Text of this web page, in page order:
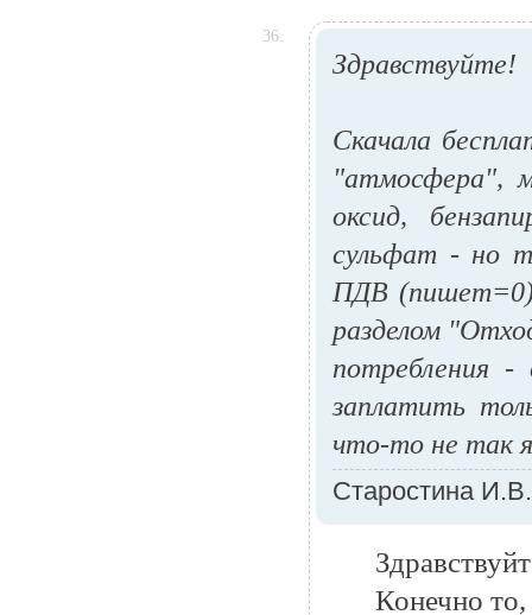
36.
Здравствуйте!
Скачала
"атмосфера",
оксид,
сульфат - но
ПДВ (пишет=0)
разделом
потребления
заплатить
что-то не так
Старостина И.В.
Конечно